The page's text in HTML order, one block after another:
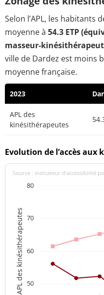
Selon l’APL, les habitants
moyenne à 54.3 ETP
masseur-
ville de Dardez est moins
moyenne française.
2023
APL des
kinésithérapeutes
Evolution de l’accès
APL des kinésithérapeutes
Source : indicateur d’accessibilité
50
60
70
80